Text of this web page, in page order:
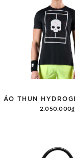
2.050.000₫